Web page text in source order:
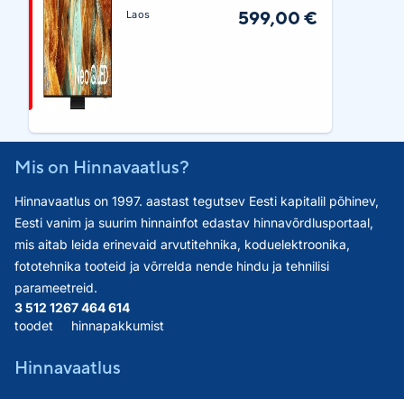
Laos 599,00 €
Mis on Hinnavaatlus?
Hinnavaatlus on 1997. aastast tegutsev Eesti kapitalil põhinev,
Eesti vanim ja suurim hinnainfot edastav hinnavõrdlusportaal,
mis aitab leida erinevaid arvutitehnika, koduelektroonika,
fototehnika tooteid ja võrrelda nende hindu ja tehnilisi
parameetreid.
3 512 126
toodet
7 464 614
hinnapakkumist
Hinnavaatlus